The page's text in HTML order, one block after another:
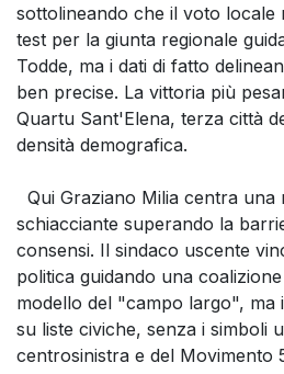
sottolineando che il voto
test per la giunta regionale
Todde, ma i dati di fatto
ben precise. La vittoria più
Quartu Sant'Elena, terza città
densità demografica.
Qui Graziano Milia centra una
schiacciante superando la
consensi. Il sindaco uscente
politica guidando una
modello del "campo largo", ma
su liste civiche, senza i simboli
centrosinistra e del Movimento